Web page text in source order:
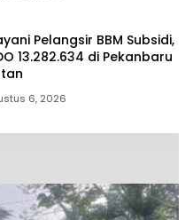
Pelangsir BBM Subsidi,
13.282.634 di Pekanbaru
6, 2026